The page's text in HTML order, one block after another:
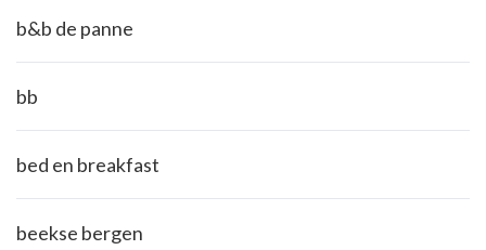
b&b de panne
bb
bed en breakfast
beekse bergen